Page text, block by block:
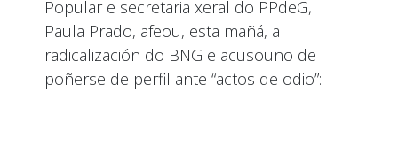
Popular e secretaria xeral do PPdeG,
Paula Prado, afeou, esta mañá, a
radicalización do BNG e acusouno de
poñerse de perfil ante “actos de odio”: